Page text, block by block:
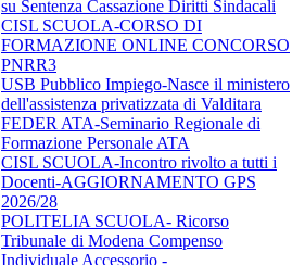
su Sentenza Cassazione Diritti Sindacali
CISL SCUOLA-CORSO DI
FORMAZIONE ONLINE CONCORSO
PNRR3
USB Pubblico Impiego-Nasce il ministero
dell'assistenza privatizzata di Valditara
FEDER ATA-Seminario Regionale di
Formazione Personale ATA
CISL SCUOLA-Incontro rivolto a tutti i
Docenti-AGGIORNAMENTO GPS
2026/28
POLITELIA SCUOLA- Ricorso
Tribunale di Modena Compenso
Individuale Accessorio -